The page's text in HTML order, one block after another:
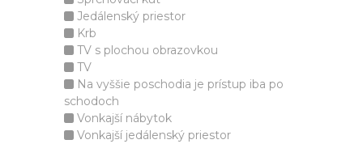
Jedálenský priestor
Krb
TV s plochou obrazovkou
TV
Na vyššie poschodia je prístup iba po
schodoch
Vonkajší nábytok
Vonkajší jedálenský priestor